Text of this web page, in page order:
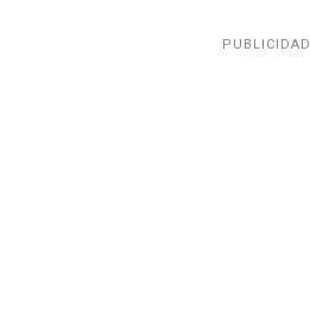
PUBLICIDAD